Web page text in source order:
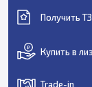
Получить ТЗ
Купить в
Trade-in